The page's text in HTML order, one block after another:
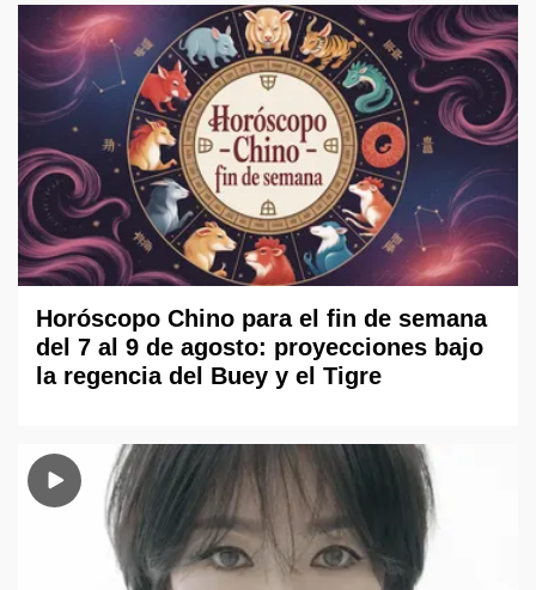
Horóscopo Chino para el fin de semana
del 7 al 9 de agosto: proyecciones bajo
la regencia del Buey y el Tigre